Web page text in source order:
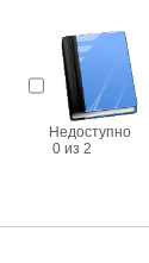
Недоступно
0 из 2